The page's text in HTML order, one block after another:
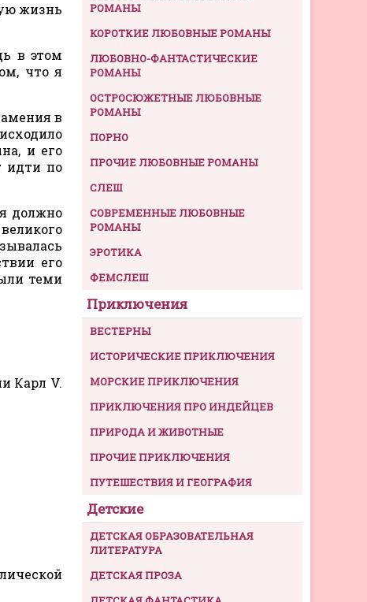
жизнь
в этом
что я
в
и его
идти по
должно
его
теми
Карл V.
РОМАНЫ
КОРОТКИЕ ЛЮБОВНЫЕ РОМАНЫ
ЛЮБОВНО-ФАНТАСТИЧЕСКИЕ
РОМАНЫ
ОСТРОСЮЖЕТНЫЕ ЛЮБОВНЫЕ
РОМАНЫ
ПОРНО
ПРОЧИЕ ЛЮБОВНЫЕ РОМАНЫ
СЛЕШ
СОВРЕМЕННЫЕ ЛЮБОВНЫЕ
РОМАНЫ
ЭРОТИКА
ФЕМСЛЕШ
Приключения
ВЕСТЕРНЫ
ИСТОРИЧЕСКИЕ ПРИКЛЮЧЕНИЯ
МОРСКИЕ ПРИКЛЮЧЕНИЯ
ПРИКЛЮЧЕНИЯ ПРО ИНДЕЙЦЕВ
ПРИРОДА И ЖИВОТНЫЕ
ПРОЧИЕ ПРИКЛЮЧЕНИЯ
ПУТЕШЕСТВИЯ И ГЕОГРАФИЯ
Детские
ДЕТСКАЯ ОБРАЗОВАТЕЛЬНАЯ
ЛИТЕРАТУРА
ДЕТСКАЯ ПРОЗА